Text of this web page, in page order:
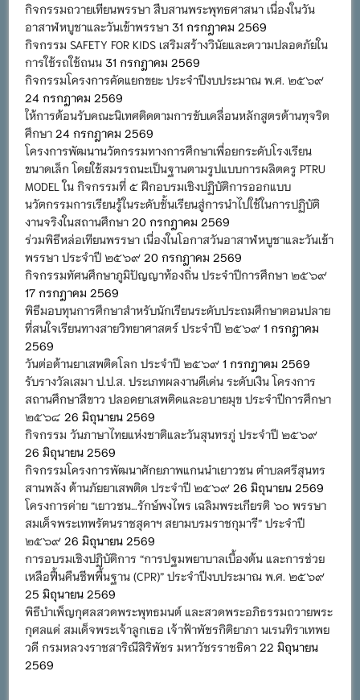
กิจกรรมถวายเทียนพรรษา สืบสานพระพุทธศาสนา เนื่องในวัน
อาสาฬหบูชาและวันเข้าพรรษา 31 กรกฎาคม 2569
กิจกรรม SAFETY FOR KIDS เสริมสร้างวินัยและความปลอดภัยใน
การใช้รถใช้ถนน 31 กรกฎาคม 2569
กิจกรรมโครงการคัดแยกขยะ ประจำปีงบประมาณ พ.ศ. ๒๕๖๙
24 กรกฎาคม 2569
ให้การต้อนรับคณะนิเทศติดตามการขับเคลื่อนหลักสูตรต้านทุจริต
ศึกษา 24 กรกฎาคม 2569
โครงการพัฒนานวัตกรรมทางการศึกษาเพื่อยกระดับโรงเรียน
ขนาดเล็ก โดยใช้สมรรถนะเป็นฐานตามรูปแบบการผลิตครู PTRU
MODEL ใน กิจกรรมที่ ๕ ฝึกอบรมเชิงปฏิบัติการออกแบบ
นวัตกรรมการเรียนรู้ในระดับชั้นเรียนสู่การนำไปใช้ในการปฏิบัติ
งานจริงในสถานศึกษา 20 กรกฎาคม 2569
ร่วมพิธีหล่อเทียนพรรษา เนื่องในโอกาสวันอาสาฬหบูชาและวันเข้า
พรรษา ประจำปี ๒๕๖๙ 20 กรกฎาคม 2569
กิจกรรมทัศนศึกษาภูมิปัญญาท้องถิ่น ประจำปีการศึกษา ๒๕๖๙
17 กรกฎาคม 2569
พิธีมอบทุนการศึกษาสำหรับนักเรียนระดับประถมศึกษาตอนปลาย
ที่สนใจเรียนทางสายวิทยาศาสตร์ ประจำปี ๒๕๖๙ 1 กรกฎาคม
2569
วันต่อต้านยาเสพติดโลก ประจำปี ๒๕๖๙ 1 กรกฎาคม 2569
รับรางวัลเสมา ป.ป.ส. ประเภทผลงานดีเด่น ระดับเงิน โครงการ
สถานศึกษาสีขาว ปลอดยาเสพติดและอบายมุข ประจำปีการศึกษา
๒๕๖๘ 26 มิถุนายน 2569
กิจกรรม วันภาษาไทยแห่งชาติและวันสุนทรภู่ ประจำปี ๒๕๖๙
26 มิถุนายน 2569
กิจกรรมโครงการพัฒนาศักยภาพแกนนำเยาวชน ตำบลศรีสุนทร
สานพลัง ต้านภัยยาเสพติด ประจำปี ๒๕๖๙ 26 มิถุนายน 2569
โครงการค่าย “เยาวชน…รักษ์พงไพร เฉลิมพระเกียรติ ๖๐ พรรษา
สมเด็จพระเทพรัตนราชสุดาฯ สยามบรมราชกุมารี” ประจำปี
๒๕๖๙ 26 มิถุนายน 2569
การอบรมเชิงปฏิบัติการ “การปฐมพยาบาลเบื้องต้น และการช่วย
เหลือฟื้นคืนชีพพื้นฐาน (CPR)” ประจำปีงบประมาณ พ.ศ. ๒๕๖๙
25 มิถุนายน 2569
พิธีบำเพ็ญกุศลสวดพระพุทธมนต์ และสวดพระอภิธรรมถวายพระ
กุศลแด่ สมเด็จพระเจ้าลูกเธอ เจ้าฟ้าพัชรกิติยาภา นเรนทิราเทพย
วดี กรมหลวงราชสาริณีสิริพัชร มหาวัชรราชธิดา 22 มิถุนายน
2569